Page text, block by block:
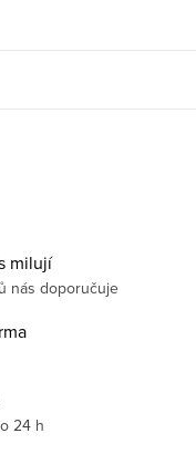
milují
nás doporučuje
24 h